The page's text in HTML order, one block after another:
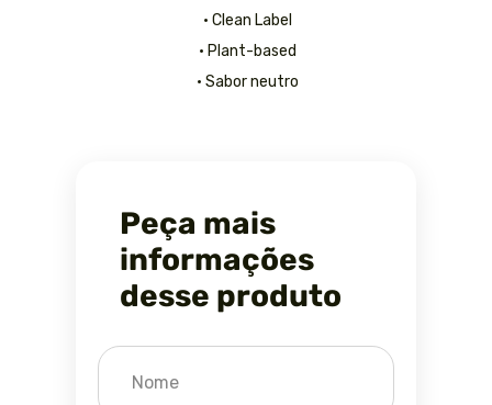
• Clean Label
• Plant-based
• Sabor neutro
Peça mais
informações
desse produto